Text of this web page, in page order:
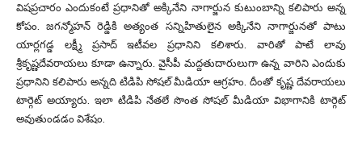
విషప్రచారం ఎందుకంటే ప్రధానితో అక్కినేని నాగార్జున కుటుంబాన్ని కలిపారు అన్న
కోపం. జగన్మోహన్ రెడ్డికి అత్యంత సన్నిహితులైన అక్కినేని నాగార్జునతో పాటు
యార్లగడ్డ లక్ష్మీ ప్రసాద్ ఇటీవల ప్రధానిని కలిశారు. వారితో పాటే లావు
శ్రీకృష్ణదేవరాయలు కూడా ఉన్నారు. వైసీపీ మద్దతుదారులుగా ఉన్న వారిని ఎందుకు
ప్రధానిని కలిపారు అన్నది టిడిపి సోషల్ మీడియా ఆగ్రహం. దీంతో కృష్ణ దేవరాయలు
టార్గెట్ అయ్యారు. ఇలా టిడిపి నేతలే సొంత సోషల్ మీడియా విభాగానికి టార్గెట్
అవుతుండడం విశేషం.